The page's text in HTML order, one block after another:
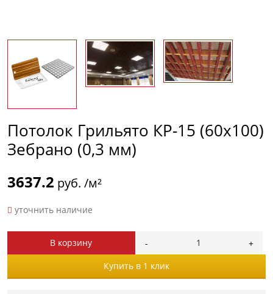
Потолок Грильято КР-15 (60х100)
Зебрано (0,3 мм)
3637.2 руб. /м²
уточнить наличие
В корзину
Купить в 1 клик